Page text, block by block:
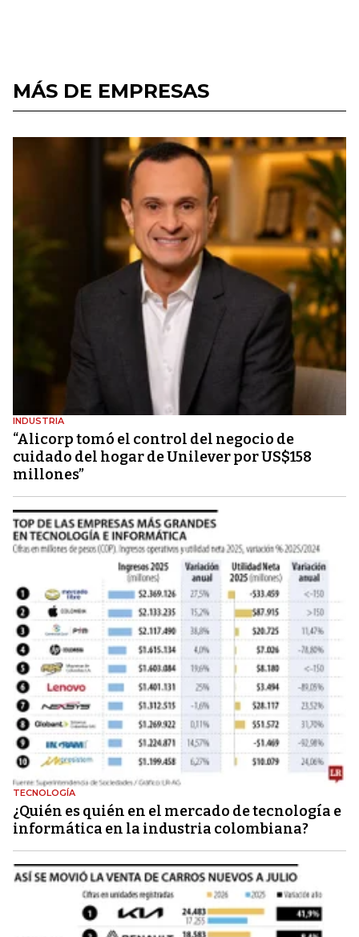
MÁS DE EMPRESAS
INDUSTRIA
“Alicorp tomó el control del negocio de
cuidado del hogar de Unilever por US$158
millones”
TECNOLOGÍA
¿Quién es quién en el mercado de tecnología e
informática en la industria colombiana?